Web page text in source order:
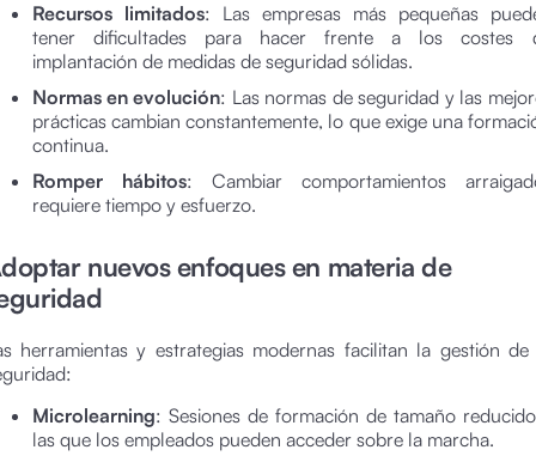
Recursos limitados: Las empresas más pequeñas
tener dificultades para hacer frente a los costes
implantación de medidas de seguridad sólidas.
Normas en evolución: Las normas de seguridad y las
prácticas cambian constantemente, lo que exige una
continua.
Romper hábitos: Cambiar comportamientos
requiere tiempo y esfuerzo.
nuevos enfoques en materia de
herramientas y estrategias modernas facilitan la gestión de
Microlearning: Sesiones de formación de tamaño
las que los empleados pueden acceder sobre la marcha.